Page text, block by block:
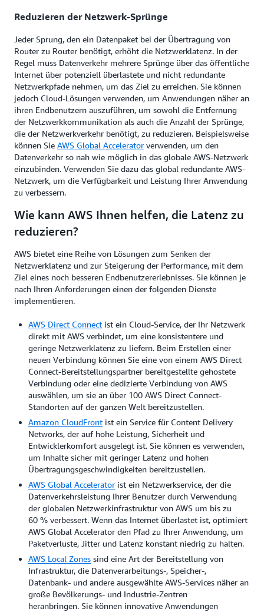
Reduzieren der Netzwerk-Sprünge
Jeder Sprung, den ein Datenpaket bei der Übertragung von
Router zu Router benötigt, erhöht die Netzwerklatenz. In der
Regel muss Datenverkehr mehrere Sprünge über das öffentliche
Internet über potenziell überlastete und nicht redundante
Netzwerkpfade nehmen, um das Ziel zu erreichen. Sie können
jedoch Cloud-Lösungen verwenden, um Anwendungen näher an
ihren Endbenutzern auszuführen, um sowohl die Entfernung
der Netzwerkkommunikation als auch die Anzahl der Sprünge,
die der Netzwerkverkehr benötigt, zu reduzieren. Beispielsweise
können Sie AWS Global Accelerator verwenden, um den
Datenverkehr so nah wie möglich in das globale AWS-Netzwerk
einzubinden. Verwenden Sie dazu das global redundante AWS-
Netzwerk, um die Verfügbarkeit und Leistung Ihrer Anwendung
zu verbessern.
Wie kann AWS Ihnen helfen, die Latenz zu
reduzieren?
AWS bietet eine Reihe von Lösungen zum Senken der
Netzwerklatenz und zur Steigerung der Performance, mit dem
Ziel eines noch besseren Endbenutzererlebnisses. Sie können je
nach Ihren Anforderungen einen der folgenden Dienste
implementieren.
AWS Direct Connect ist ein Cloud-Service, der Ihr Netzwerk
direkt mit AWS verbindet, um eine konsistentere und
geringe Netzwerklatenz zu liefern. Beim Erstellen einer
neuen Verbindung können Sie eine von einem AWS Direct
Connect-Bereitstellungspartner bereitgestellte gehostete
Verbindung oder eine dedizierte Verbindung von AWS
auswählen, um sie an über 100 AWS Direct Connect-
Standorten auf der ganzen Welt bereitzustellen.
Amazon CloudFront ist ein Service für Content Delivery
Networks, der auf hohe Leistung, Sicherheit und
Entwicklerkomfort ausgelegt ist. Sie können es verwenden,
um Inhalte sicher mit geringer Latenz und hohen
Übertragungsgeschwindigkeiten bereitzustellen.
AWS Global Accelerator ist ein Netzwerkservice, der die
Datenverkehrsleistung Ihrer Benutzer durch Verwendung
der globalen Netzwerkinfrastruktur von AWS um bis zu
60 % verbessert. Wenn das Internet überlastet ist, optimiert
AWS Global Accelerator den Pfad zu Ihrer Anwendung, um
Paketverluste, Jitter und Latenz konstant niedrig zu halten.
AWS Local Zones sind eine Art der Bereitstellung von
Infrastruktur, die Datenverarbeitungs-, Speicher-,
Datenbank- und andere ausgewählte AWS-Services näher an
große Bevölkerungs- und Industrie-Zentren
heranbringen. Sie können innovative Anwendungen